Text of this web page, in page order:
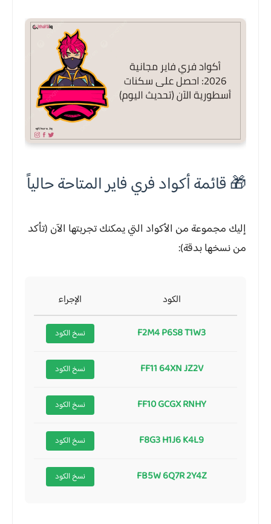
🎁 قائمة أكواد فري فاير المتاحة حالياً
إليك مجموعة من الأكواد التي يمكنك تجربتها الآن (تأكد
من نسخها بدقة):
الكود الإجراء
F2M4 P6S8 T1W3 نسخ الكود
FF11 64XN JZ2V نسخ الكود
FF10 GCGX RNHY نسخ الكود
F8G3 H1J6 K4L9 نسخ الكود
FB5W 6Q7R 2Y4Z نسخ الكود